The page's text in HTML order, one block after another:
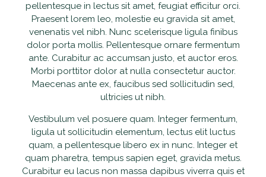
Openingstijden
Contact
Schadeherstel
Pechhulp
Haal- en brengservice
Garantie
Alles-in-één pakket
Vaste scootmobielen
Opvouwbare scootmobielen
Private Lease scootmobielen
Tweedehands scootmobielen
Rollators
Rolstoelen
Nieuws
Openingstijden
Contact
pellentesque in lectus sit amet, feugiat efficitur orci.
Praesent lorem leo, molestie eu gravida sit amet,
venenatis vel nibh. Nunc scelerisque ligula finibus
dolor porta mollis. Pellentesque ornare fermentum
ante. Curabitur ac accumsan justo, et auctor eros.
Morbi porttitor dolor at nulla consectetur auctor.
Maecenas ante ex, faucibus sed sollicitudin sed,
ultricies ut nibh.
Vestibulum vel posuere quam. Integer fermentum,
ligula ut sollicitudin elementum, lectus elit luctus
quam, a pellentesque libero ex in nunc. Integer et
quam pharetra, tempus sapien eget, gravida metus.
Curabitur eu lacus non massa dapibus viverra quis et